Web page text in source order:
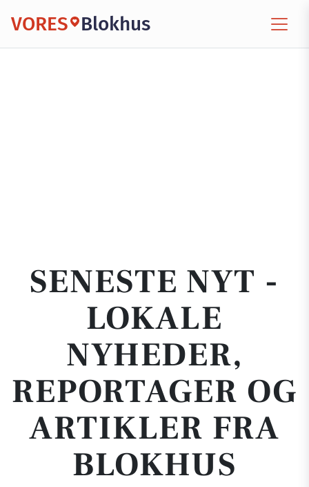
VORES Blokhus
SENESTE NYT -
LOKALE
NYHEDER,
REPORTAGER OG
ARTIKLER FRA
BLOKHUS